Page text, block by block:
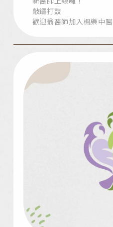
敲鑼打鼓
歡迎翁醫師加入楓樂中醫